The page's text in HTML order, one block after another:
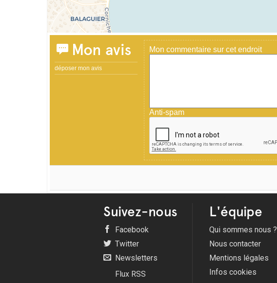
Mon avis
déposer mon avis
Mon commentaire sur cet endroit
Anti-spam
Suivez-nous
Facebook
Twitter
Newsletters
Flux RSS
L'équipe
Qui sommes nous ?
Nous contacter
Mentions légales
Infos cookies